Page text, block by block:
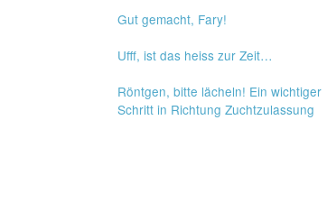
Gut gemacht, Fary!
Ufff, ist das heiss zur Zeit…
Röntgen, bitte lächeln! Ein wichtiger
Schritt in Richtung Zuchtzulassung